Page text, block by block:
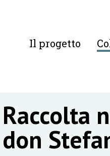
Il progetto
Raccolta
don